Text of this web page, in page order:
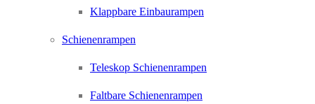
Klappbare Einbaurampen
Schienenrampen
Teleskop Schienenrampen
Faltbare Schienenrampen